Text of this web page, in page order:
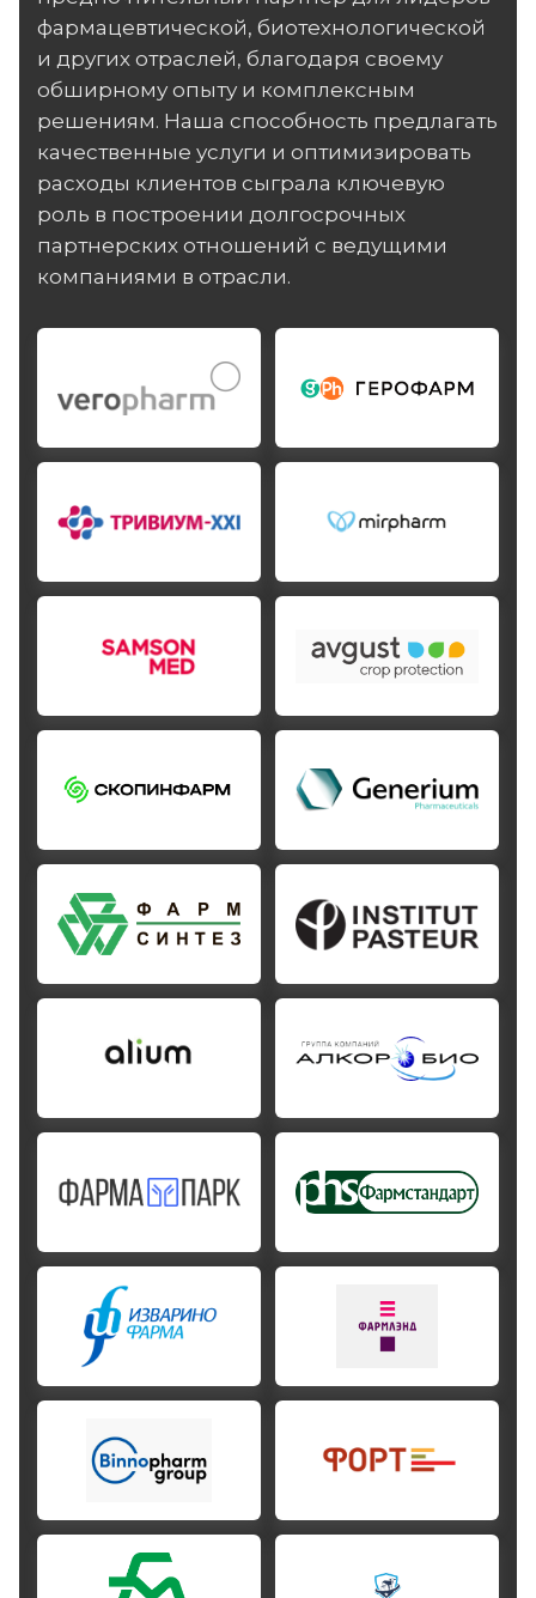
фармацевтической, биотехнологической
и других отраслей, благодаря своему
обширному опыту и комплексным
решениям. Наша способность предлагать
качественные услуги и оптимизировать
расходы клиентов сыграла ключевую
роль в построении долгосрочных
партнерских отношений с ведущими
компаниями в отрасли.